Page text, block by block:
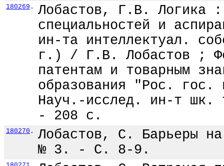
180269 .
Лобастов, Г.В. Логика :
специальностей и
ин-та интеллектуал.
г.) / Г.В. Лобастов ;
патентам и товарным
образования "Рос. гос.
Науч.-исслед. ин-т
- 208 с.
180270 .
Лобастов, С. Барьеры
№ 3. - С. 8-9.